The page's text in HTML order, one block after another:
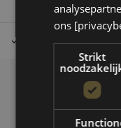
Tot 30 dagen retour
Klantenservice
Veelgestelde
ons
Strikt